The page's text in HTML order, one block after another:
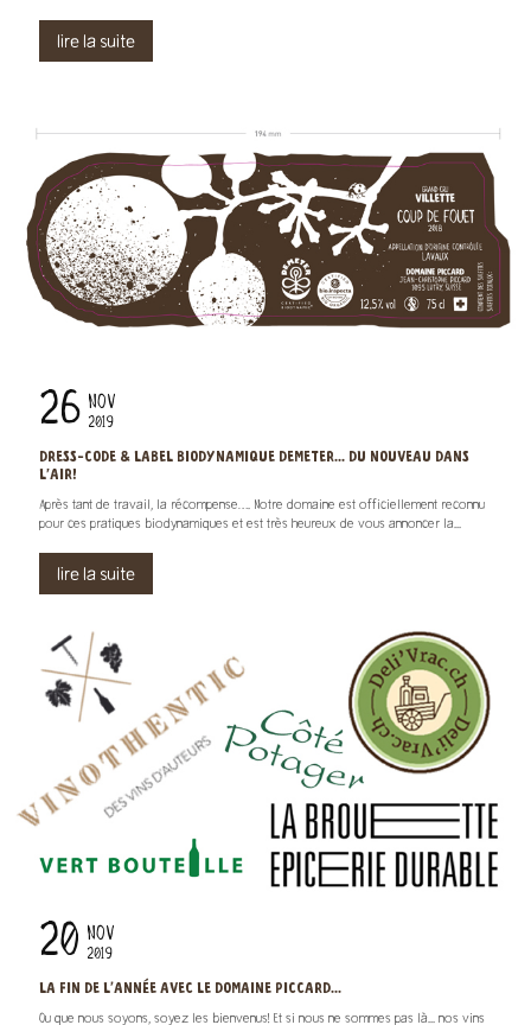
lire la suite
26 NOV
2019
DRESS-CODE & LABEL BIODYNAMIQUE DEMETER... DU NOUVEAU DANS
L'AIR!
Après tant de travail, la récompense…. Notre domaine est officiellement reconnu
pour ces pratiques biodynamiques et est très heureux de vous annoncer la...
lire la suite
20 NOV
2019
LA FIN DE L’ANNÉE AVEC LE DOMAINE PICCARD...
Ou que nous soyons, soyez les bienvenus! Et si nous ne sommes pas là... nos vins